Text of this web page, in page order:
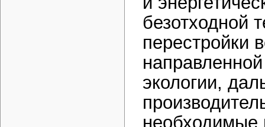
безотходной
перестройки
экологии,
необходимые